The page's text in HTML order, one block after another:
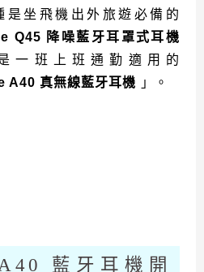
是坐飛機出外旅遊必備的
Q45 降噪藍牙耳罩式耳機
一班上班通勤適用的
真無線藍牙耳機 」。
藍牙耳機開